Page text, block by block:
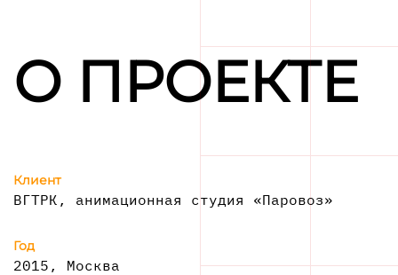
О ПРОЕКТЕ
Клиент
ВГТРК, анимационная студия «Паровоз»
Год
2015, Москва